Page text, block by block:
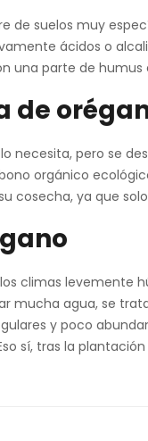
de suelos muy
ácidos o
una parte de
de
necesita, pero se
orgánico
cosecha, ya que
climas levemente
mucha agua, se
y poco
sí, tras la